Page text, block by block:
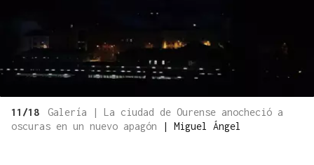
11/18
Galería | La ciudad de Ourense anocheció a
oscuras en un nuevo apagón
| Miguel Ángel